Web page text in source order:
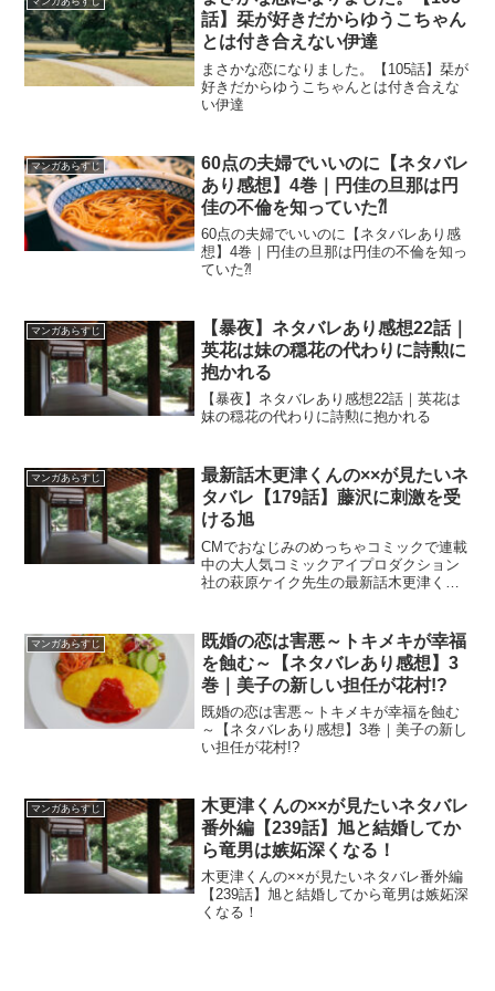
話】栞が好きだからゆうこちゃん
とは付き合えない伊達
まさかな恋になりました。【105話】栞が
好きだからゆうこちゃんとは付き合えな
い伊達
マンガあらすじ
60点の夫婦でいいのに【ネタバレ
あり感想】4巻｜円佳の旦那は円
佳の不倫を知っていた⁈
60点の夫婦でいいのに【ネタバレあり感
想】4巻｜円佳の旦那は円佳の不倫を知っ
ていた⁈
マンガあらすじ
【暴夜】ネタバレあり感想22話｜
英花は妹の穏花の代わりに詩勲に
抱かれる
【暴夜】ネタバレあり感想22話｜英花は
妹の穏花の代わりに詩勲に抱かれる
マンガあらすじ
最新話木更津くんの××が見たいネ
タバレ【179話】藤沢に刺激を受
ける旭
CMでおなじみのめっちゃコミックで連載
中の大人気コミックアイプロダクション
社の萩原ケイク先生の最新話木更津くん
マンガあらすじ
既婚の恋は害悪～トキメキが幸福
を蝕む～【ネタバレあり感想】3
巻｜美子の新しい担任が花村!?
既婚の恋は害悪～トキメキが幸福を蝕む
～【ネタバレあり感想】3巻｜美子の新し
い担任が花村!?
マンガあらすじ
木更津くんの××が見たいネタバレ
番外編【239話】旭と結婚してか
ら竜男は嫉妬深くなる！
木更津くんの××が見たいネタバレ番外編
【239話】旭と結婚してから竜男は嫉妬深
くなる！